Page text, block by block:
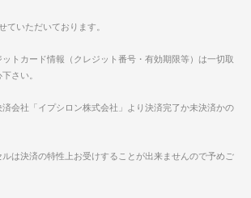
ていただいております。
トカード情報（クレジット番号・有効期限等）は一切取
さい。
会社「イプシロン株式会社」より決済完了か未決済かの
は決済の特性上お受けすることが出来ませんので予めご